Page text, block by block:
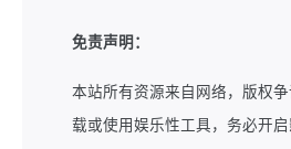
免责声明：
本站所有资源来自网络，版权
载或使用娱乐性工具，务必开